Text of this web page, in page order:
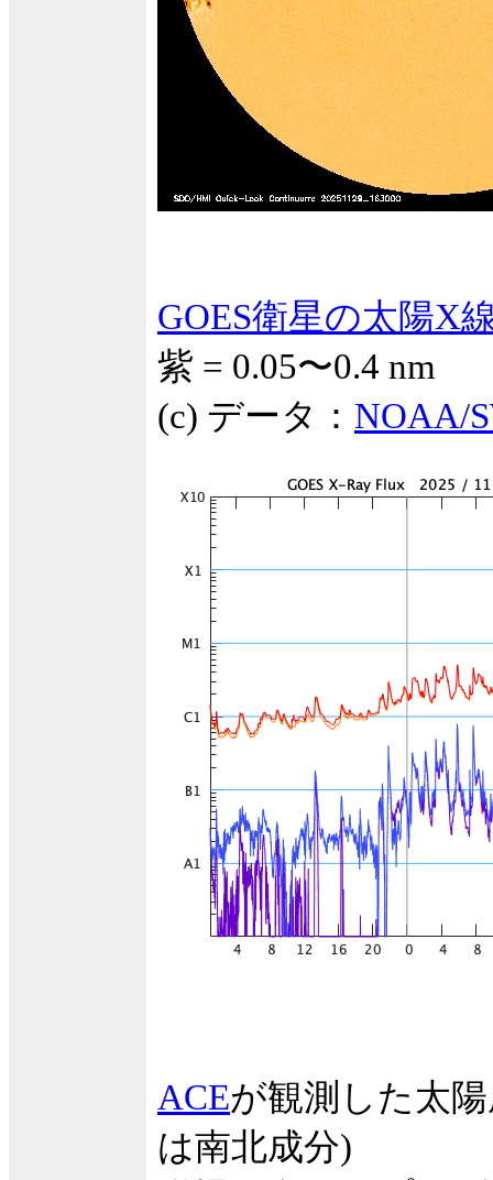
GOES衛星の太陽X
紫 = 0.05〜0.4 nm
(c) データ： NOAA/
ACEが観測した太
は南北成分)